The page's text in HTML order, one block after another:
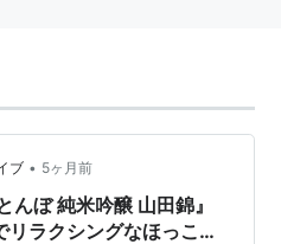
1857年）
川県海老名市下今泉5
FAX ： 046-233-
ブ • 5ヶ月前
んぼ 純米吟醸 山田錦』
ラクシングなほっこり